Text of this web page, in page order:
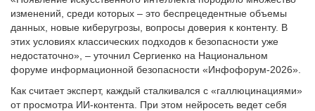
изменений, среди которых – это беспрецедентные объемы
данных, новые киберугрозы, вопросы доверия к контенту. В
этих условиях классических подходов к безопасности уже
недостаточно», – уточнил Сергиенко на Национальном
форуме информационной безопасности «Инфофорум-2026».
Как считает эксперт, каждый сталкивался с «галлюцинациями»
от просмотра ИИ-контента. При этом нейросеть ведет себя